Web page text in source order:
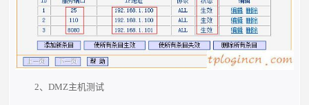
2、DMZ主机测试